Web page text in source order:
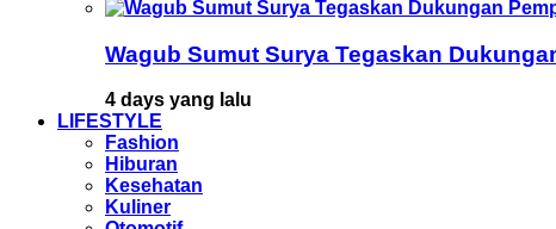
Wagub Sumut Surya Tegaskan
4 days yang lalu
LIFESTYLE
Fashion
Hiburan
Kesehatan
Kuliner